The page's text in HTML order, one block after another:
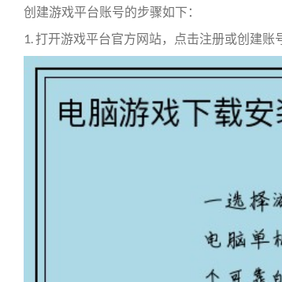
创建游戏平台账号的步骤如下：
1. 打开游戏平台官方网站，点击注册或创建账